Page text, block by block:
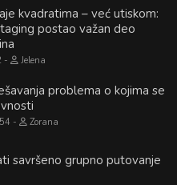
kvadratima – već utiskom:
postao važan deo
Jelena
problema o kojima se
Zorana
savršeno grupno putovanje